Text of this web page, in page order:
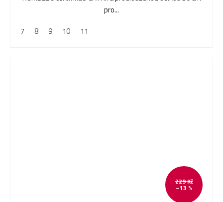
pro...
7
8 9 10 11
229 Kč
–13 %